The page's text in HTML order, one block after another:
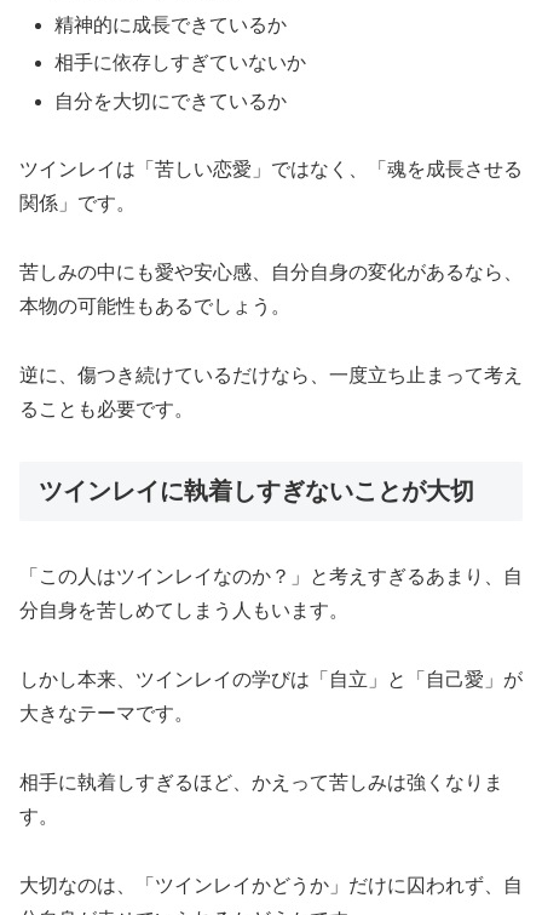
精神的に成長できているか
相手に依存しすぎていないか
自分を大切にできているか
ツインレイは「苦しい恋愛」ではなく、「魂を成長させる
関係」です。
苦しみの中にも愛や安心感、自分自身の変化があるなら、
本物の可能性もあるでしょう。
逆に、傷つき続けているだけなら、一度立ち止まって考え
ることも必要です。
ツインレイに執着しすぎないことが大切
「この人はツインレイなのか？」と考えすぎるあまり、自
分自身を苦しめてしまう人もいます。
しかし本来、ツインレイの学びは「自立」と「自己愛」が
大きなテーマです。
相手に執着しすぎるほど、かえって苦しみは強くなりま
す。
大切なのは、「ツインレイかどうか」だけに囚われず、自